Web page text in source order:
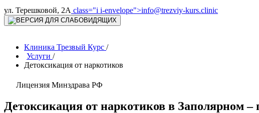
ул. Терешковой, 2А class="i i-envelope">info@trezviy-kurs.clinic
Клиника Трезвый Курс /
Услуги /
Детоксикация от наркотиков
Лицензия Минздрава РФ
Детоксикация от наркотиков в Заполярном